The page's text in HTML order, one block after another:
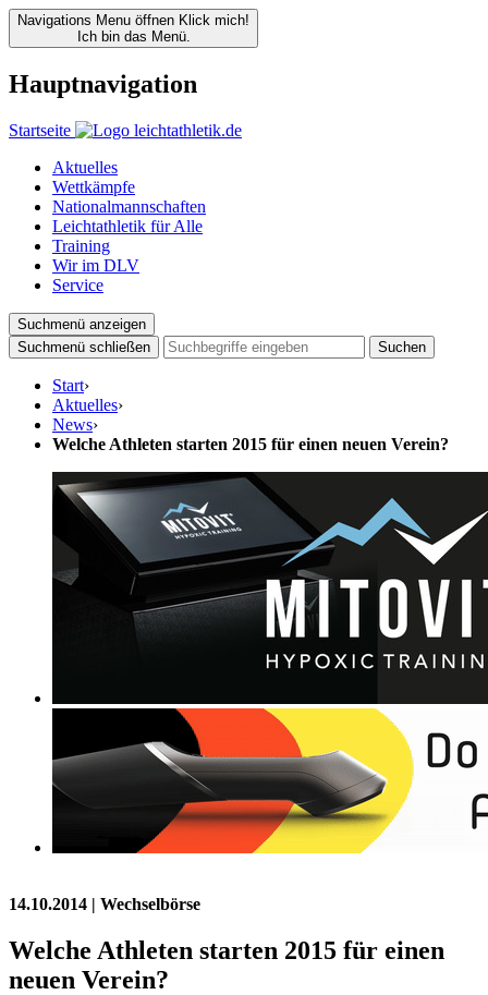
Navigations Menu öffnen Klick mich!
Ich bin das Menü.
Hauptnavigation
Startseite
Aktuelles
Wettkämpfe
Nationalmannschaften
Leichtathletik für Alle
Training
Wir im DLV
Service
Suchmenü anzeigen
Suchmenü schließen
Suchen
Start›
Aktuelles›
News›
Welche Athleten starten 2015 für einen neuen Verein?
14.10.2014 | Wechselbörse
Welche Athleten starten 2015 für einen
neuen Verein?